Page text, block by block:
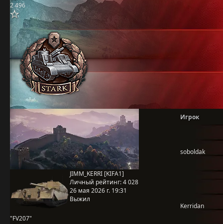
2 496
"FV207"
JIMM_KERRI [KIFA1]
Личный рейтинг:4 028
26 мая 2026 г. 19:31
Выжил
Игрок
soboldak
Kerridan